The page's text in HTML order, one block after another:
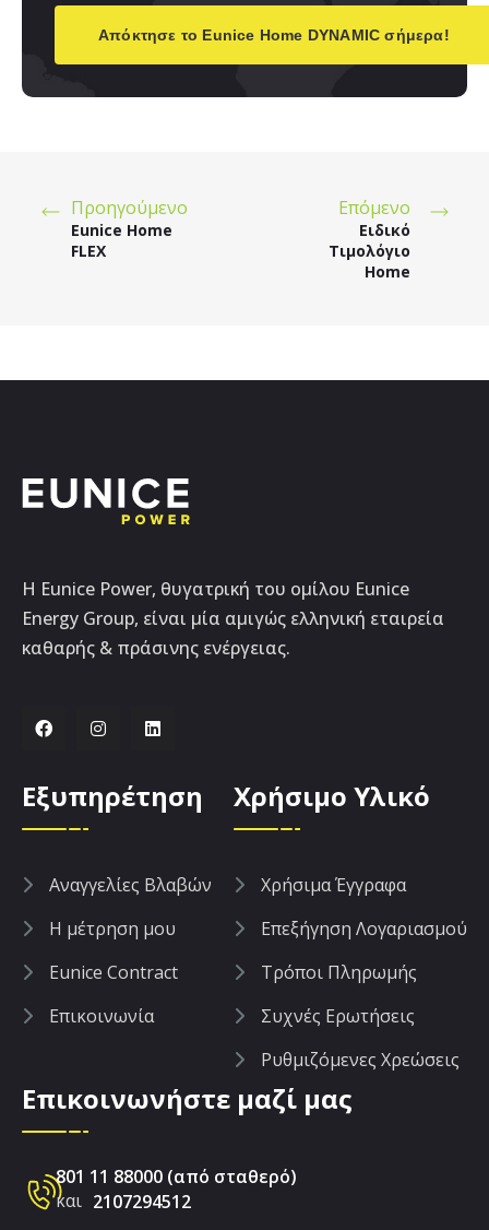
Απόκτησε το Eunice Home DYNAMIC σήμερα!
Προηγούμενο
Eunice Home
FLEX
Επόμενο
Ειδικό
Τιμολόγιο
Home
Η Eunice Power, θυγατρική του ομίλου Eunice
Energy Group, είναι μία αμιγώς ελληνική εταιρεία
καθαρής & πράσινης ενέργειας.
Εξυπηρέτηση
Aναγγελίες Βλαβών
Η μέτρηση μου
Eunice Contract
Επικοινωνία
Χρήσιμο Υλικό
Χρήσιμα Έγγραφα
Επεξήγηση Λογαριασμού
Τρόποι Πληρωμής
Συχνές Ερωτήσεις
Ρυθμιζόμενες Χρεώσεις
Επικοινωνήστε μαζί μας
801 11 88000 (από σταθερό)
και 2107294512